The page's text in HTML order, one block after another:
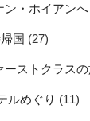
・ホイアンへ
国 (27)
ーストクラスの
ルめぐり (11)